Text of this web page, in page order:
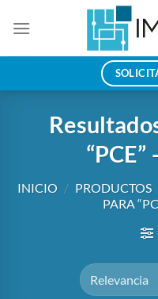
INICIO / PRODUCTOS
PARA